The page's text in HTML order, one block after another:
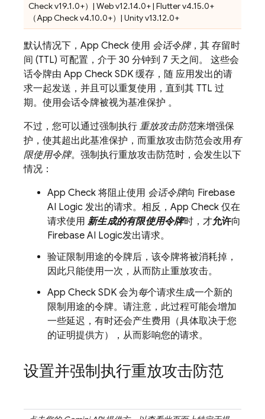
Checkv19.1.0+）| Web v12.14.0+ | Flutter v4.15.0+
（App Checkv4.10.0+）| Unity v13.12.0+
默认情况下， App Check 使用 会话令牌，其 存留时
间 (TTL) 可配置，介于 30 分钟到 7 天之间。 这些会
话令牌由 App Check SDK 缓存，随 应用发出的请
求一起发送，并且可以重复使用，直到其 TTL 过
期。使用会话令牌被视为基准保护 。
不过，您可以通过强制执行 重放攻击防范来增强保
护，使其超出此基准保护，而重放攻击防范会改用有
限使用令牌。强制执行重放攻击防范时，会发生以下
情况：
App Check 将阻止使用 会话令牌向 Firebase
AI Logic 发出的请求。相反， App Check 仅在
请求使用 新生成的有限使用令牌时，才允许向
Firebase AI Logic发出请求。
验证限制用途的令牌后，该令牌将被消耗掉，
因此只能使用一次，从而防止重放攻击。
App Check SDK 会为每个请求生成一个新的
限制用途的令牌。请注意，此过程可能会增加
一些延迟，有时还会产生费用（具体取决于您
的证明提供方），从而影响您的请求。
设置并强制执行重放攻击防范